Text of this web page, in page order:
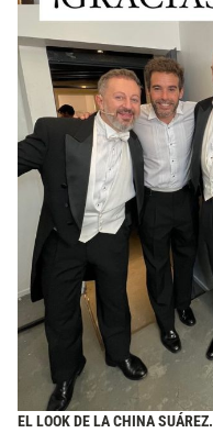
EL LOOK DE LA CHINA SUÁREZ.